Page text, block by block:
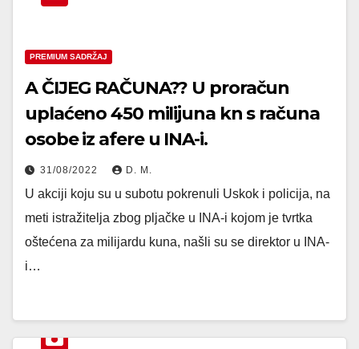
PREMIUM SADRŽAJ
A ČIJEG RAČUNA?? U proračun
uplaćeno 450 milijuna kn s računa
osobe iz afere u INA-i.
31/08/2022 D. M.
U akciji koju su u subotu pokrenuli Uskok i policija, na
meti istražitelja zbog pljačke u INA-i kojom je tvrtka
oštećena za milijardu kuna, našli su se direktor u INA-
i…